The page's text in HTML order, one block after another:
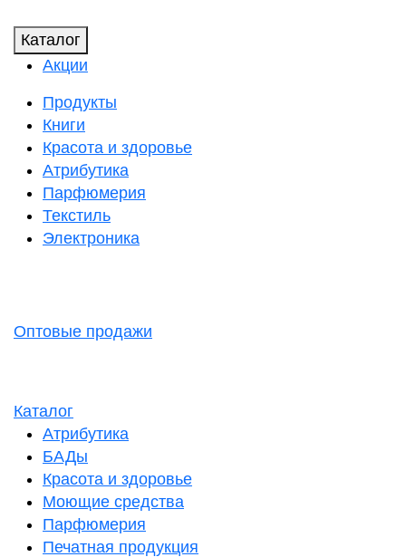
Каталог
Акции
Продукты
Книги
Красота и здоровье
Атрибутика
Парфюмерия
Текстиль
Электроника
Оптовые продажи
Каталог
Атрибутика
БАДы
Красота и здоровье
Моющие средства
Парфюмерия
Печатная продукция